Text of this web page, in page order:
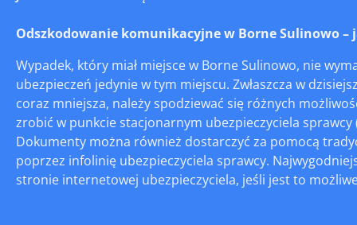
Odszkodowanie komunikacyjne w Borne Sulinowo –
Wypadek, który miał miejsce w Borne Sulinowo, nie
ubezpieczeń jedynie w tym miejscu. Zwłaszcza w
coraz mniejsza, należy spodziewać się różnych
zrobić w punkcie stacjonarnym ubezpieczyciela
Dokumenty można również dostarczyć za pomocą
poprzez infolinię ubezpieczyciela sprawcy.
stronie internetowej ubezpieczyciela, jeśli jest to